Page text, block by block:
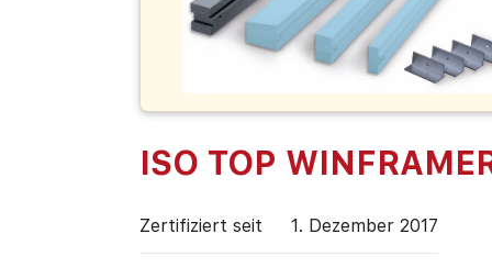
ISO TOP
Zertifiziert seit 1. Dezember 2017